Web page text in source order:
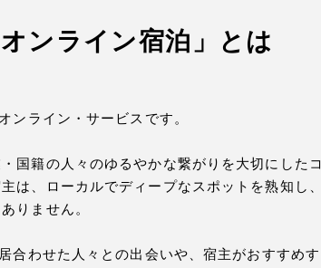
ンライン宿泊」とは
ンライン・サービスです。
国籍の人々のゆるやかな繋がりを大切にしたコ
は、ローカルでディープなスポットを熟知し、
りません。
合わせた人々との出会いや、宿主がおすすめす